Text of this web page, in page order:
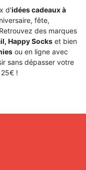
d'idées cadeaux à
fête,
des marques
Happy Socks et bien
ou en ligne avec
sans dépasser votre
!